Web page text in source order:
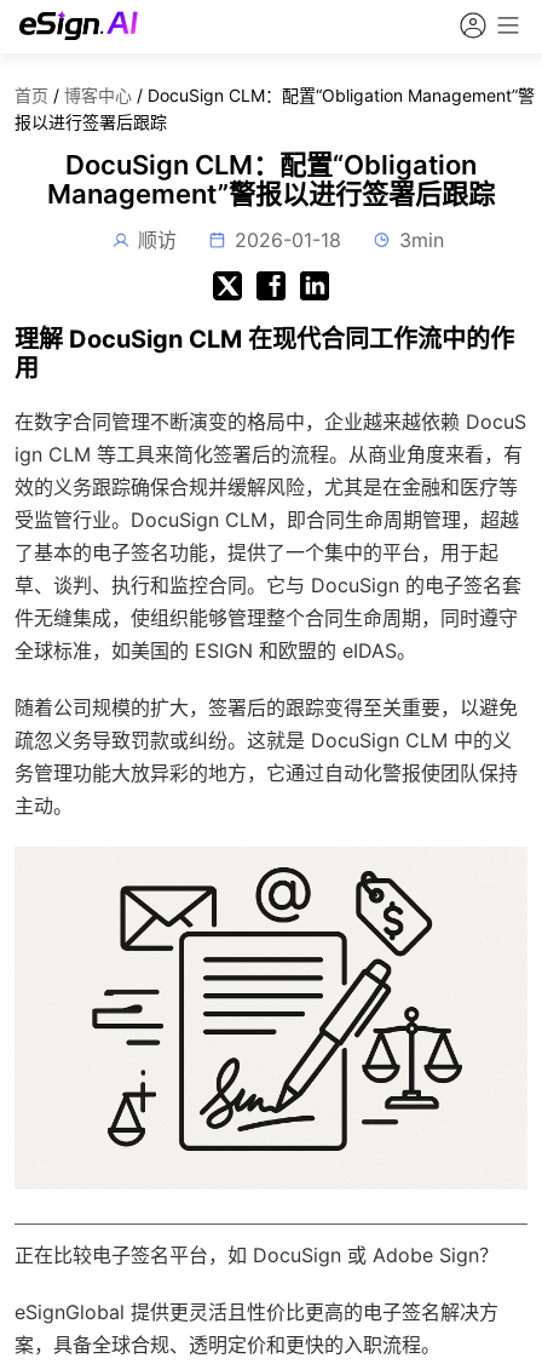
首页 / 博客中心 / DocuSign CLM：配置“Obligation Management”警
报以进行签署后跟踪
DocuSign CLM：配置“Obligation
Management”警报以进行签署后跟踪
顺访 2026-01-18 3min
理解 DocuSign CLM 在现代合同工作流中的作
用
在数字合同管理不断演变的格局中，企业越来越依赖 DocuS
ign CLM 等工具来简化签署后的流程。从商业角度来看，有
效的义务跟踪确保合规并缓解风险，尤其是在金融和医疗等
受监管行业。DocuSign CLM，即合同生命周期管理，超越
了基本的电子签名功能，提供了一个集中的平台，用于起
草、谈判、执行和监控合同。它与 DocuSign 的电子签名套
件无缝集成，使组织能够管理整个合同生命周期，同时遵守
全球标准，如美国的 ESIGN 和欧盟的 eIDAS。
随着公司规模的扩大，签署后的跟踪变得至关重要，以避免
疏忽义务导致罚款或纠纷。这就是 DocuSign CLM 中的义
务管理功能大放异彩的地方，它通过自动化警报使团队保持
主动。
正在比较电子签名平台，如 DocuSign 或 Adobe Sign？
eSignGlobal 提供更灵活且性价比更高的电子签名解决方
案，具备全球合规、透明定价和更快的入职流程。